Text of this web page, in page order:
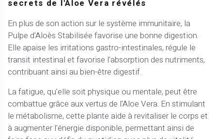
secrets de l'Aloe Vera révélés
En plus de son action sur le système immunitaire, la
Pulpe d'Aloès Stabilisée favorise une bonne digestion.
Elle apaise les irritations gastro-intestinales, régule le
transit intestinal et favorise l'absorption des nutriments,
contribuant ainsi au bien-être digestif.
La fatigue, qu'elle soit physique ou mentale, peut être
combattue grâce aux vertus de l'Aloe Vera. En stimulant
le métabolisme, cette plante aide à revitaliser le corps et
à augmenter l'énergie disponible, permettant ainsi de